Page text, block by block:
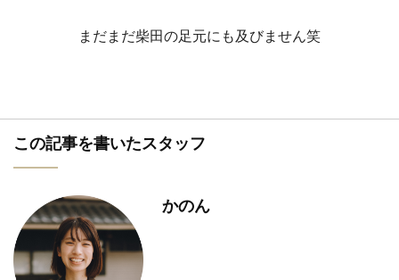
まだまだ柴田の足元にも及びません笑
この記事を書いたスタッフ
かのん